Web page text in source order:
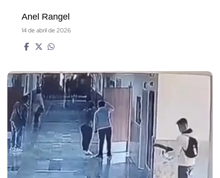
Anel Rangel
14 de abril de 2026